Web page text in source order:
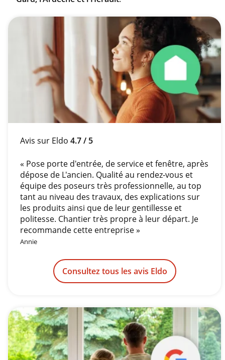
Avis sur Eldo 4.7 / 5
« Pose porte d'entrée, de service et fenêtre, après
dépose de L'ancien. Qualité au rendez-vous et
équipe des poseurs très professionnelle, au top
tant au niveau des travaux, des explications sur
les produits ainsi que de leur gentillesse et
politesse. Chantier très propre à leur départ. Je
recommande cette entreprise »
Annie
Consultez tous les avis Eldo